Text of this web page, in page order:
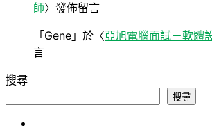
師〉發佈留言
「Gene 」於〈亞旭電腦面試－軟體
言
搜尋
搜尋